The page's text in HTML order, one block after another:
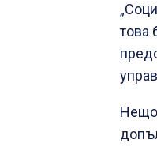
това
Нещо